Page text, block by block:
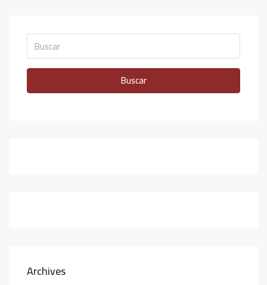
Buscar
Archives